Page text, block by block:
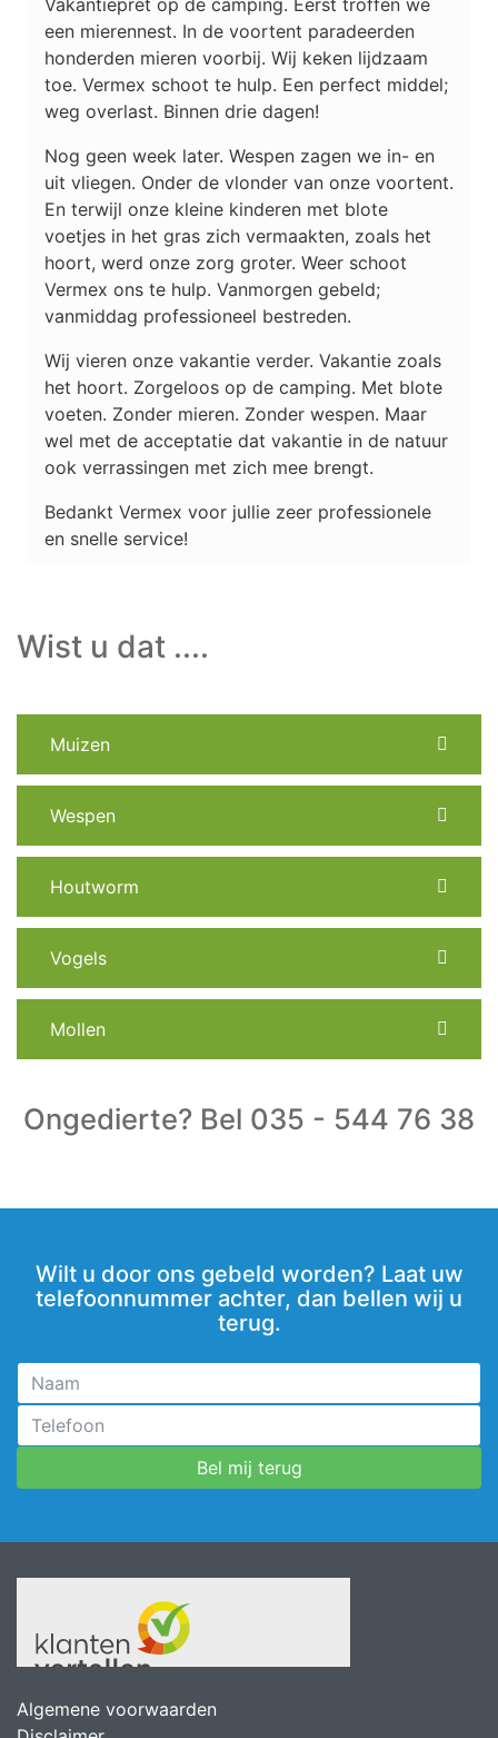
een mierennest. In de voortent paradeerden
honderden mieren voorbij. Wij keken lijdzaam
toe. Vermex schoot te hulp. Een perfect middel;
weg overlast. Binnen drie dagen!
Nog geen week later. Wespen zagen we in- en
uit vliegen. Onder de vlonder van onze voortent.
En terwijl onze kleine kinderen met blote
voetjes in het gras zich vermaakten, zoals het
hoort, werd onze zorg groter. Weer schoot
Vermex ons te hulp. Vanmorgen gebeld;
vanmiddag professioneel bestreden.
Wij vieren onze vakantie verder. Vakantie zoals
het hoort. Zorgeloos op de camping. Met blote
voeten. Zonder mieren. Zonder wespen. Maar
wel met de acceptatie dat vakantie in de natuur
ook verrassingen met zich mee brengt.
Bedankt Vermex voor jullie zeer professionele
en snelle service!
Wist u dat ....
Muizen
Wespen
Houtworm
Vogels
Mollen
Ongedierte? Bel 035 - 544 76 38
Wilt u door ons gebeld worden? Laat uw
telefoonnummer achter, dan bellen wij u
terug.
Algemene voorwaarden